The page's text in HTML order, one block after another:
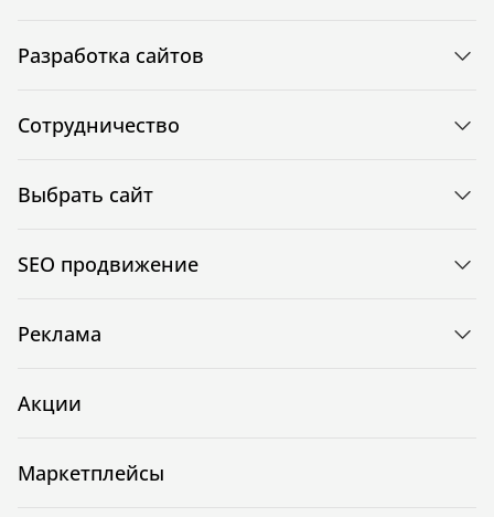
Разработка сайтов
Сотрудничество
Выбрать сайт
SEO продвижение
Реклама
Акции
Маркетплейсы